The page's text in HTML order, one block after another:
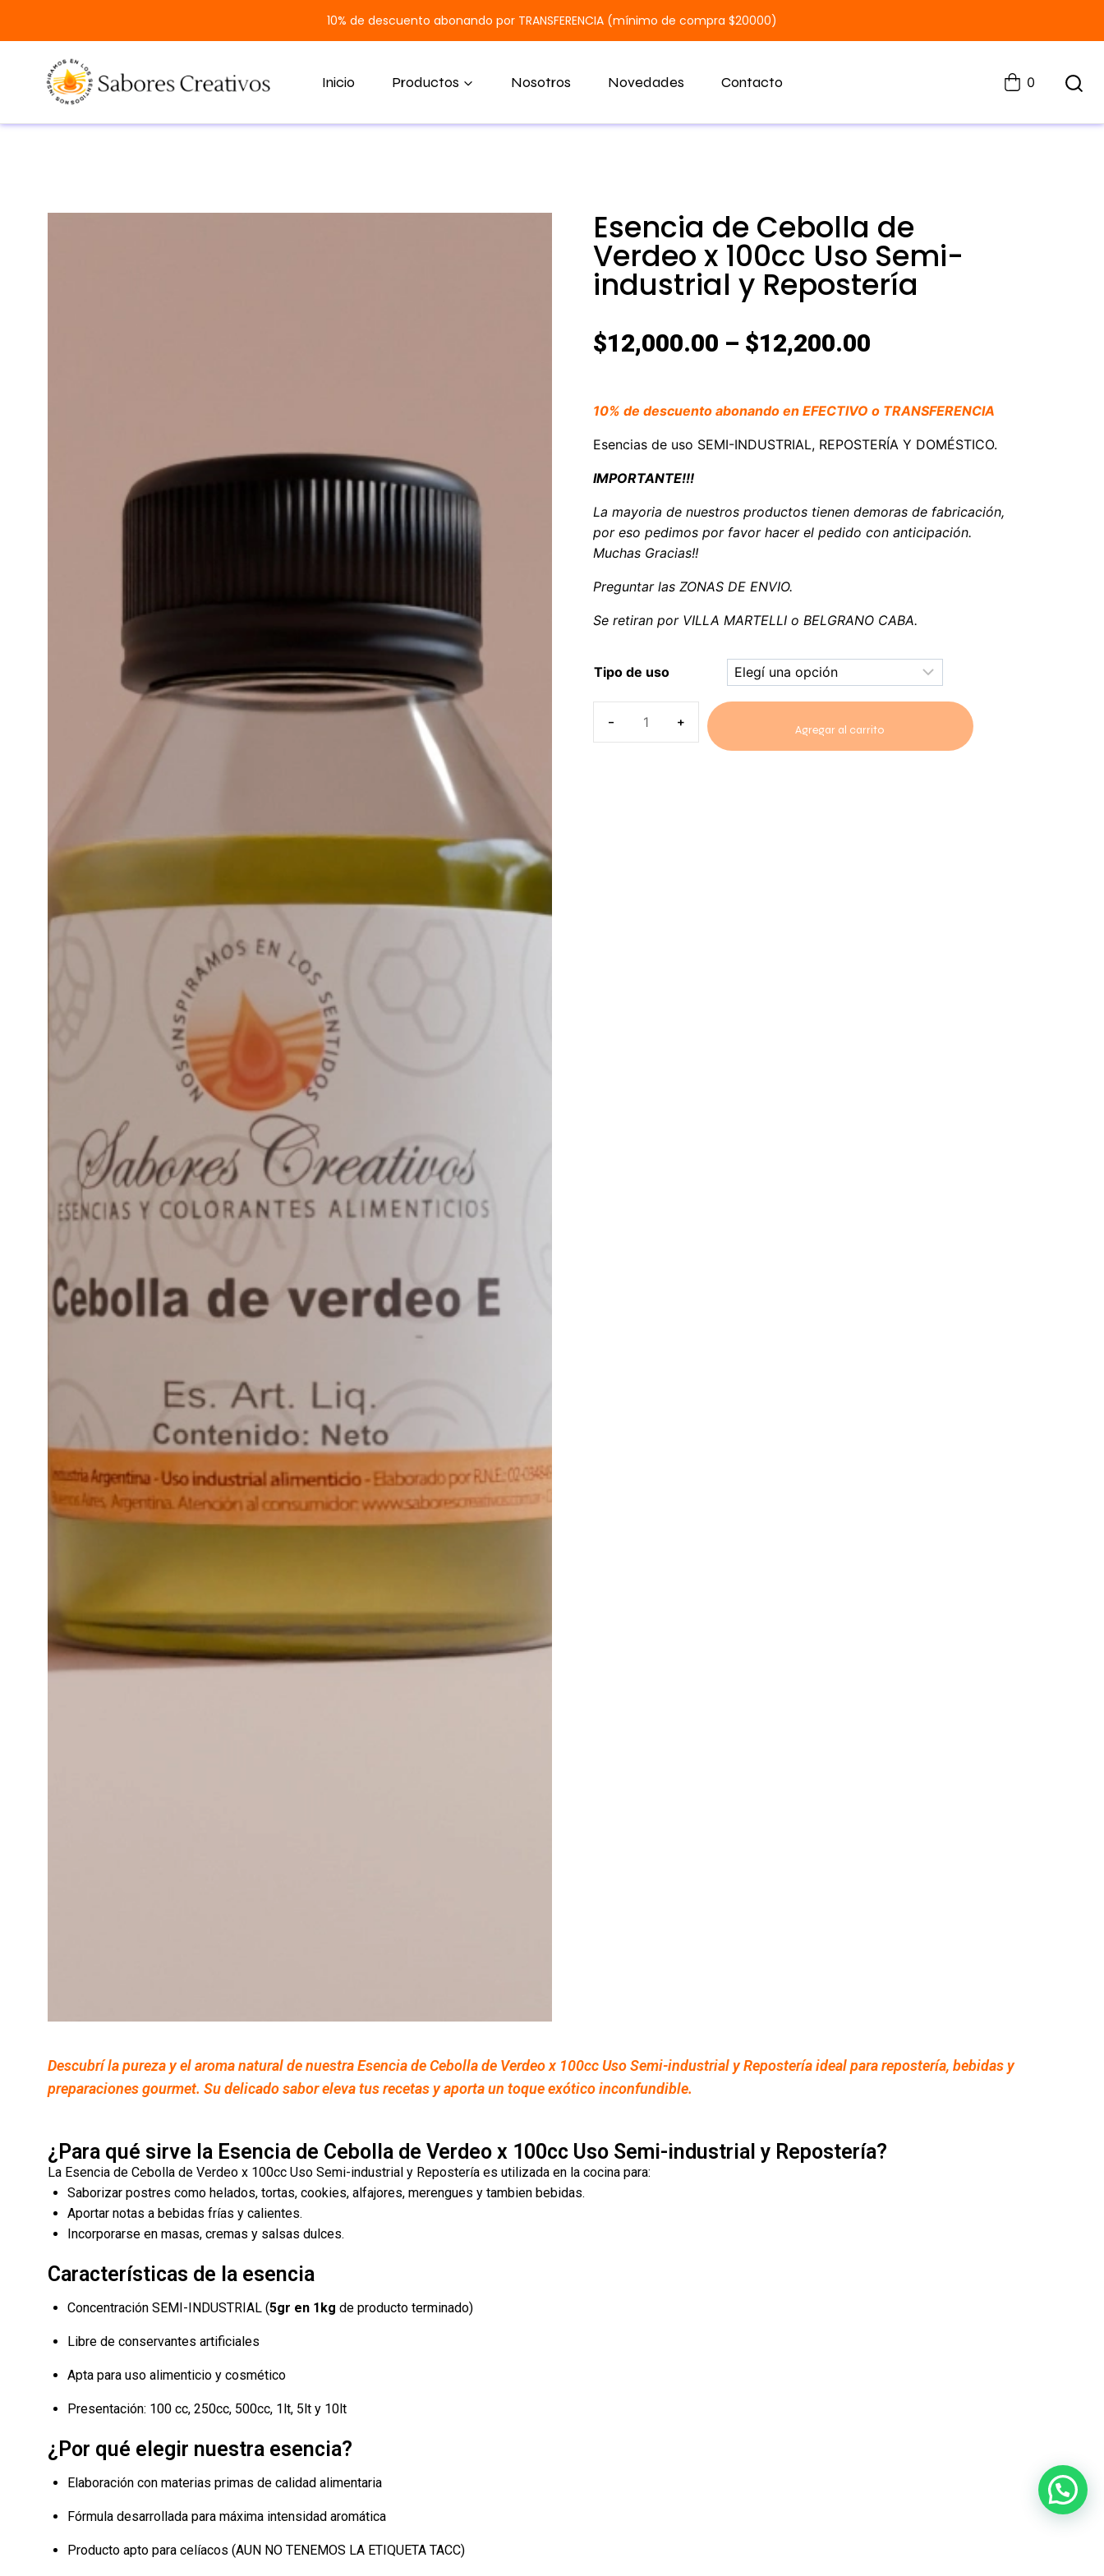
10% de descuento abonando por TRANSFERENCIA (mínimo de compra $20000)
Inicio Productos Nosotros Novedades Contacto 0
Esencia de Cebolla de
Verdeo x 100cc Uso Semi-
industrial y Repostería
$12,000.00 – $12,200.00
10% de descuento abonando en EFECTIVO o TRANSFERENCIA
Esencias de uso SEMI-INDUSTRIAL, REPOSTERÍA Y DOMÉSTICO.
IMPORTANTE!!!
La mayoria de nuestros productos tienen demoras de fabricación,
por eso pedimos por favor hacer el pedido con anticipación.
Muchas Gracias!!
Preguntar las ZONAS DE ENVIO.
Se retiran por VILLA MARTELLI o BELGRANO CABA.
Tipo de uso
Agregar al carrito
Descubrí la pureza y el aroma natural de nuestra Esencia de Cebolla de Verdeo x 100cc Uso Semi-industrial y Repostería ideal para repostería, bebidas y
preparaciones gourmet. Su delicado sabor eleva tus recetas y aporta un toque exótico inconfundible.
¿Para qué sirve la Esencia de Cebolla de Verdeo x 100cc Uso Semi-industrial y Repostería?
La Esencia de Cebolla de Verdeo x 100cc Uso Semi-industrial y Repostería es utilizada en la cocina para:
Saborizar postres como helados, tortas, cookies, alfajores, merengues y tambien bebidas.
Aportar notas a bebidas frías y calientes.
Incorporarse en masas, cremas y salsas dulces.
Características de la esencia
Concentración SEMI-INDUSTRIAL (5gr en 1kg de producto terminado)
Libre de conservantes artificiales
Apta para uso alimenticio y cosmético
Presentación: 100 cc, 250cc, 500cc, 1lt, 5lt y 10lt
¿Por qué elegir nuestra esencia?
Elaboración con materias primas de calidad alimentaria
Fórmula desarrollada para máxima intensidad aromática
Producto apto para celíacos (AUN NO TENEMOS LA ETIQUETA TACC)